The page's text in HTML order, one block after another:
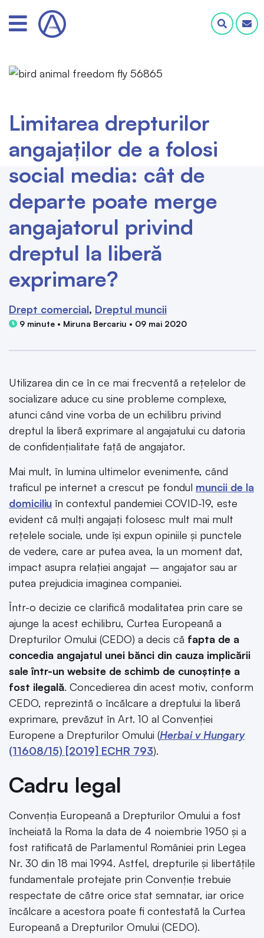
Limitarea drepturilor
angajaților de a folosi
social media: cât de
departe poate merge
angajatorul privind
dreptul la liberă
exprimare?
Drept comercial Dreptul muncii
9 minute • Miruna Bercariu • 09 mai 2020
Utilizarea din ce în ce mai frecventă a rețelelor de
socializare aduce cu sine probleme complexe,
atunci când vine vorba de un echilibru privind
dreptul la liberă exprimare al angajatului cu datoria
de confidențialitate față de angajator.
Mai mult, în lumina ultimelor evenimente, când
traficul pe internet a crescut pe fondul muncii de la
domiciliu în contextul pandemiei COVID-19, este
evident că mulți angajați folosesc mult mai mult
rețelele sociale, unde își expun opiniile și punctele
de vedere, care ar putea avea, la un moment dat,
impact asupra relației angajat – angajator sau ar
putea prejudicia imaginea companiei.
Într-o decizie ce clarifică modalitatea prin care se
ajunge la acest echilibru, Curtea Europeană a
Drepturilor Omului (CEDO) a decis că fapta de a
concedia angajatul unei bănci din cauza implicării
sale într-un website de schimb de cunoștințe a
fost ilegală. Concedierea din acest motiv, conform
CEDO, reprezintă o încălcare a dreptului la liberă
exprimare, prevăzut în Art. 10 al Convenției
Europene a Drepturilor Omului (Herbai v Hungary
(11608/15) [2019] ECHR 793).
Cadru legal
Convenția Europeană a Drepturilor Omului a fost
încheiată la Roma la data de 4 noiembrie 1950 și a
fost ratificată de Parlamentul României prin Legea
Nr. 30 din 18 mai 1994. Astfel, drepturile și libertățile
fundamentale protejate prin Convenție trebuie
respectate de către orice stat semnatar, iar orice
încălcare a acestora poate fi contestată la Curtea
Europeană a Drepturilor Omului (CEDO).